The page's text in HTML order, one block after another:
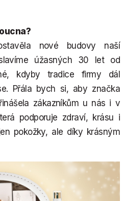
nové budovy naší
úžasných 30 let od
kdyby tradice firmy dál
Přála bych si, aby značka
zákazníkům u nás i v
podporuje zdraví, krásu i
pokožky, ale díky krásným